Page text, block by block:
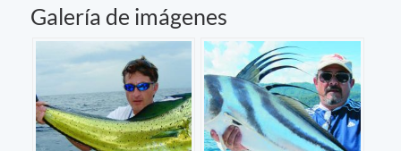
Galería de imágenes